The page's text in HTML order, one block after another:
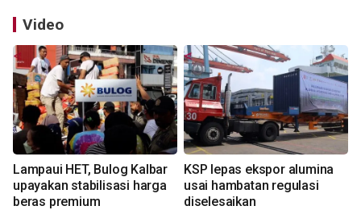
Video
Lampaui HET, Bulog Kalbar
upayakan stabilisasi harga
beras premium
KSP lepas ekspor alumina
usai hambatan regulasi
diselesaikan